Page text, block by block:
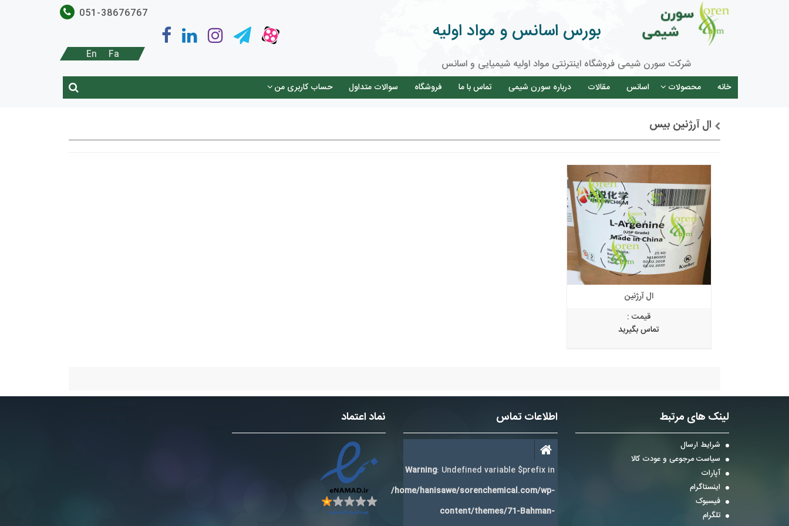
بورس اسانس و مواد اولیه
شرکت سورن شیمی فروشگاه اینترنتی مواد اولیه شیمیایی و اسانس
051-38676767
Fa
En
خانه محصولات اسانس مقالات درباره سورن شیمی تماس با ما فروشگاه سوالات متداول حساب کاربری من
ال آرژنین بیس
ال آرژنین
قیمت :
تماس بگیرید
لینک های مرتبط
شرایط ارسال
سیاست مرجوعی و عودت کالا
آپارات
اینستاگرام
فیسبوک
تلگرام
اطلاعات تماس
Warning: Undefined variable $prefix in
/home/hanisawe/sorenchemical.com/wp-
content/themes/71-Bahman-
نماد اعتماد